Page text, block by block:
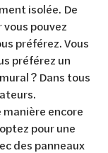
isolée. De
vous pouvez
préférez. Vous
préférez un
? Dans tous
encore
pour une
des panneaux